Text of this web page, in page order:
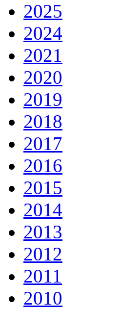
2025
2024
2021
2020
2019
2018
2017
2016
2015
2014
2013
2012
2011
2010